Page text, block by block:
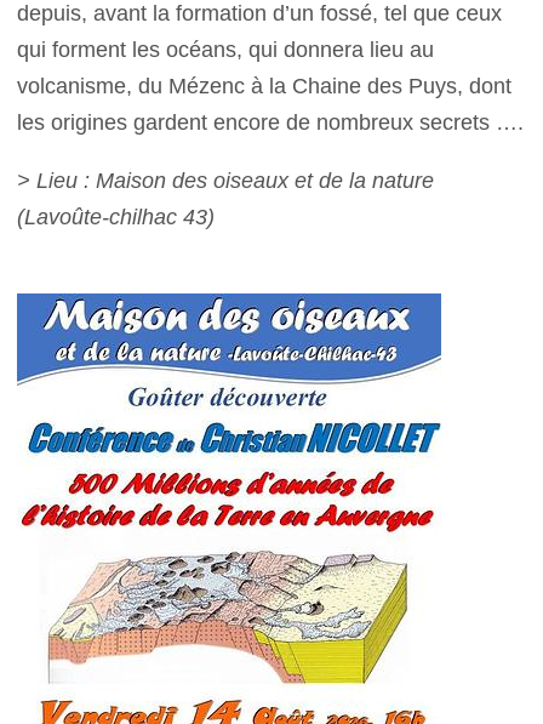
depuis, avant la formation d’un fossé, tel que ceux
qui forment les océans, qui donnera lieu au
volcanisme, du Mézenc à la Chaine des Puys, dont
les origines gardent encore de nombreux secrets ….
> Lieu : Maison des oiseaux et de la nature
(Lavoûte-chilhac 43)